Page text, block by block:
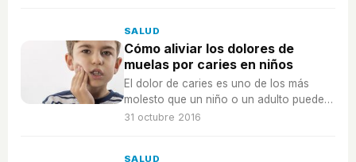
SALUD
Cómo aliviar los dolores de
muelas por caries en niños
El dolor de caries es uno de los más
molesto que un niño o un adulto puede
tener, podemos aliviarlo con fármacos y
31 octubre 2016
SALUD